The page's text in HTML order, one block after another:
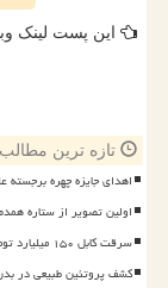
این پست لینک
تازه ترین
اهدای جایزه چهره برجسته
اولین تصویر از ستاره
سرقت کابل ۱۵۰ میلیارد تومان خسارت زد
کشف پروتئین طبیعی در بدن